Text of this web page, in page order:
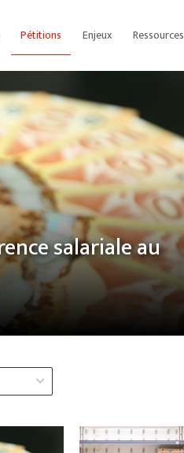
Pétitions Enjeux Ressources
salariale au